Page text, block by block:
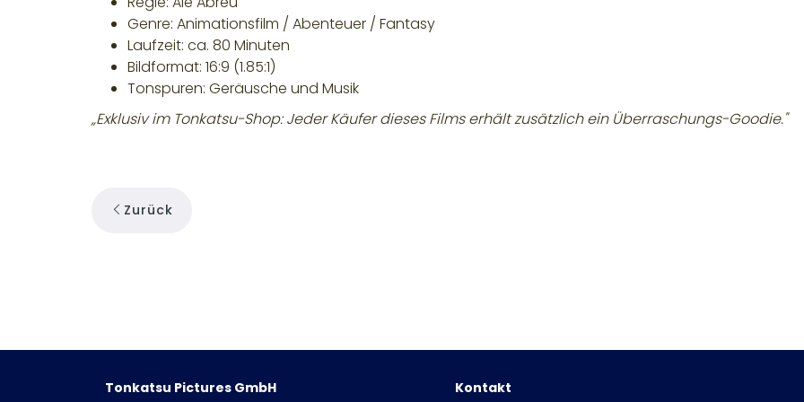
Genre: Animationsfilm / Abenteuer / Fantasy
Laufzeit: ca. 80 Minuten
Bildformat: 16:9 (1.85:1)
Tonspuren: Geräusche und Musik
„Exklusiv im Tonkatsu-Shop: Jeder Käufer dieses Films erhält zusätzlich ein Überraschungs-Goodie."
Zurück
Tonkatsu Pictures GmbH Kontakt